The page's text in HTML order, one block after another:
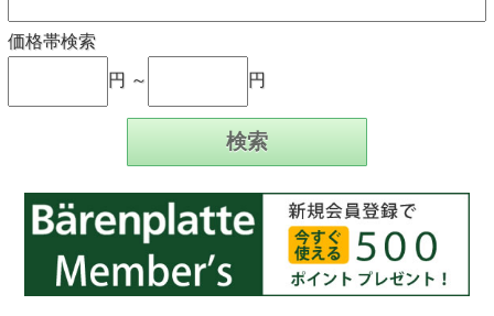
価格帯検索
円 ～ 円